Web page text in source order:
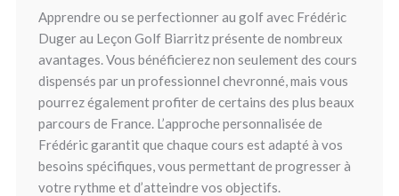
Apprendre ou se perfectionner au golf avec Frédéric
Duger au Leçon Golf Biarritz présente de nombreux
avantages. Vous bénéficierez non seulement des cours
dispensés par un professionnel chevronné, mais vous
pourrez également profiter de certains des plus beaux
parcours de France. L’approche personnalisée de
Frédéric garantit que chaque cours est adapté à vos
besoins spécifiques, vous permettant de progresser à
votre rythme et d’atteindre vos objectifs.